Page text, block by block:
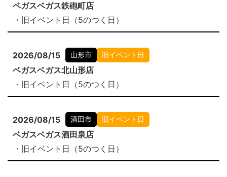
ベガスベガス鉄砲町店
・旧イベント日（5のつく日）
2026/08/15 山形市 旧イベント日
ベガスベガス北山形店
・旧イベント日（5のつく日）
2026/08/15 酒田市 旧イベント日
ベガスベガス酒田泉店
・旧イベント日（5のつく日）